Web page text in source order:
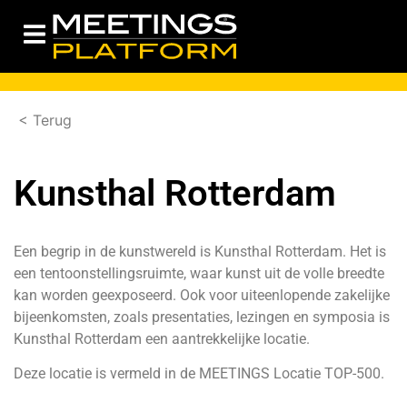
< Terug
Kunsthal Rotterdam
Een begrip in de kunstwereld is Kunsthal Rotterdam. Het is
een tentoonstellingsruimte, waar kunst uit de volle breedte
kan worden geexposeerd. Ook voor uiteenlopende zakelijke
bijeenkomsten, zoals presentaties, lezingen en symposia is
Kunsthal Rotterdam een aantrekkelijke locatie.
Deze locatie is vermeld in de MEETINGS Locatie TOP-500.